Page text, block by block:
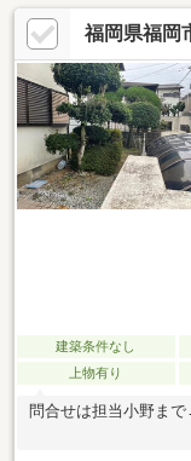
ての物件資料を一括
で借りたらいいの？A.
金融機関をご提案し
開を予定している物
サービス＆フォロー
手伝いします♪
福岡県福岡
建築条件なし
上物有り
問合せは担当小野ま